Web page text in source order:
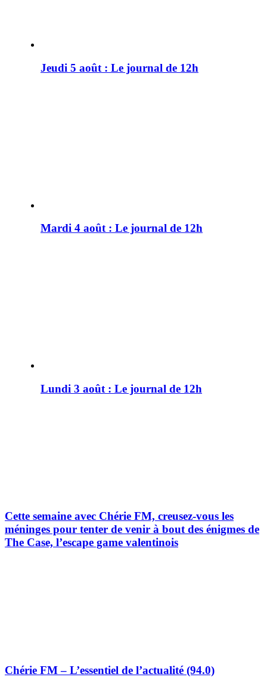
Jeudi 5 août : Le journal de 12h
Mardi 4 août : Le journal de 12h
Lundi 3 août : Le journal de 12h
Cette semaine avec Chérie FM, creusez-vous les
méninges pour tenter de venir à bout des énigmes de
The Case, l’escape game valentinois
Chérie FM – L’essentiel de l’actualité (94.0)